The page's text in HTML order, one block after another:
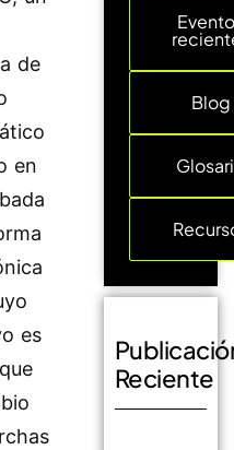
de
en
es
Blog
Reciente